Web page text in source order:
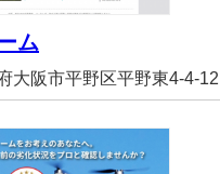
ム
大阪市平野区平野東4-4-